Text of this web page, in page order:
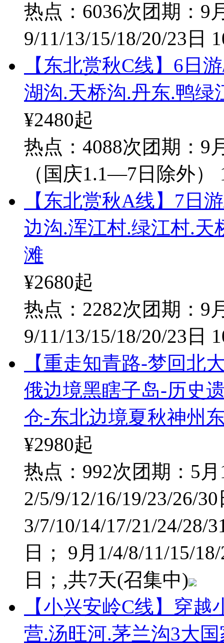
热点：6036次 团期：9
9/11/13/15/18/20/23日
【东北赏秋C线】6日
湖沟.天桥沟.丹东.鸭绿
¥2480起
热点：4088次 团期：9
（国庆1.1—7日除外）
【东北赏秋A线】7日
边沟.浑江村.绿江村.天
滩
¥2680起
热点：2282次 团期：9
9/11/13/15/18/20/23日
【重走知青路-梦回北
俄边境黑瞎子岛-历史
仓-东北边境夏秋神州
¥2980起
热点：992次 团期：5
2/5/9/12/16/19/23/26/
3/7/10/14/17/21/24/28/
日； 9月1/4/8/11/15/
日； ,共7天(召集中)
【小兴安岭C线】穿
营.汤旺河.茅兰沟3大